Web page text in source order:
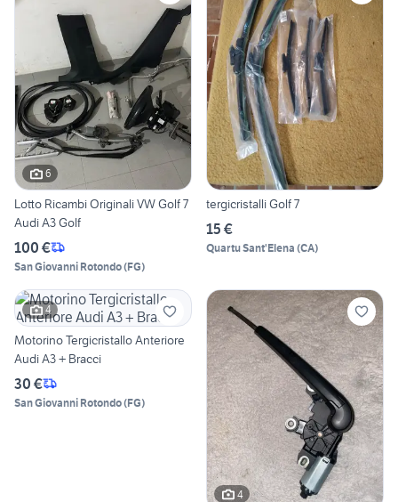
6
Lotto Ricambi Originali VW Golf 7
Audi A3 Golf
100 €
San Giovanni Rotondo(FG)
tergicristalli Golf 7
15 €
Quartu Sant'Elena (CA)
4
Motorino Tergicristallo Anteriore
Audi A3 + Bracci
30 €
San Giovanni Rotondo(FG)
4